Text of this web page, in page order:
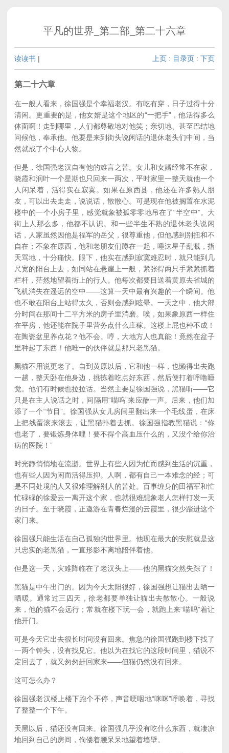
平凡的世界_第二部_第二十六章
读读书 | 上页 : 目录页 : 下页
第二十六章
在一般人看来，徐国强是个幸福老汉。有吃有穿，日子过得十分
清闲。更重要的是，他女婿是这个地区的“一把手”，他活得多么
体面啊！走到哪里，人们都尊敬地对他笑；亲切地、甚至巴结地
问候他，奉承他。他要是来到街头说闲话的退休老头们中间，当
然就成了个中心人物。
但是，徐国强老汉自有他的难言之苦。女儿和女婿经常不在家，
晓霞和润叶一个星期也只回来一两次，平时家里一整天就他一个
人闲呆着，活得实在寂寞。如果在原西县，他还在许多熟人朋
友，可以出去走走，说说话，散散心。可是现在他被搁置在水泥
楼中的一个小房子里，感觉就象被孤零零地吊在了“半空中”。大
街上人那么多，他都不认识。和一些半生不熟的退休老头说闲
话，人家虽然因他是福军的岳父，很尊重他，但他感到别扭和不
自在；不象在原西，他和老朋友们蹲在一起，唾沫星子乱溅，指
天骂地，十分痛快。眼下，他实在感到寂寞难忍时，就只能到几
尺宽的阳台上去，如同站在悬崖上一般，紧张得两只手紧紧抓着
栏杆，茫然地望着街上的行人。他每次都要目送着黄原去省城的
飞机消失在遥远的空中——这算一天中最有兴趣的一个瞬间。他
也不敢在阳台上站得太久，否则会感到眩晕。一天之中，他大部
分时间在那间十二平方米的房子里消磨。唉，如果象原西一样住
在平房，他还能在院子里营务点什么庄稼。这楼上屁也种不成！
在陶瓷盆里养点花？他不会。哼，大地方人也真能！竟然在盆子
里种起了东西！他唯一的伙伴就是那只老黑猫。
黑猫不用说更老了。自到黄原以后，它和他一样，也懒得出去跑
一趟，整天卧在他身边，挑拣着吃点好东西，然后便打着呼噜睡
觉。他们有时候也拉拉话。当然主要是徐国强说，黑猫听——它
只是在主人说话之时，间隔用“喵呜”来应酬一声。后来，他们加
添了一个“节目”。徐国强从女儿房间里翻出来一个毛线蛋，在床
上把线蛋滚来滚去，让黑猫扑着去抓。徐国强指教黑猫说：“你
也老了，要锻炼身体哩！要不得个高血压什么的，又没个给你治
病的医院！”
时光静悄悄地在流逝。世界上有些人因为忙而感到生活的沉重，
也有些人因为闲而活得压抑。人啊，都有自己一本难念的经；可
是不同处境的人又很难理解别人的苦处。百事缠身的田福军和忙
忙碌碌的徐爱云一离开这个家，也就很难想象老人怎样打发一天
的日子。至于晓霞，正遨游在青春烂漫的云霞里，很少踏进这个
家门来。
徐国强只能生活在自己孤独的世界里。他现在最大的安慰就是这
只忠实的老黑猫，一直形影不离地陪伴着他。
但是这一天，灾难降临在了老汉头上——他的黑猫突然失踪了！
黑猫是中午出门的。因为今天太阳很好，徐国强想让猫出去晒一
晒暖。通常过三四天，徐老都要单独让猫出去散散心。一般说
来，他的猫不会远行；常就在楼下玩一会，就跑上来“喵呜”着让
他开门。
可是今天它出去很长时间没有回来。焦急的徐国强跑到楼下找了
一两个钟头，没有找见它。他以为在找它的这段时间里，猫说不
定回去了，就又匆匆赶回家来——但猫仍然没有回来。
这可怎么办？
徐国强老汉楼上楼下跑个不停，声音哽咽地“咪咪”呼唤着，寻找
了整整一个下午。
天黑以后，猫还没有回来。徐国强几乎没有吃什么东西，就凄凉
地回到自己的房间，佝偻着腰呆呆地望着墙壁。